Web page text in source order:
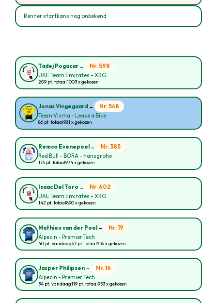
Renner startkans nog onbekend
Tadej Pogacar - Nr. 598
UAE Team Emirates - XRG
209 pt. totaal1003 x gekozen
Jonas Vingegaard - Nr. 548
Team Visma - Lease a Bike
86 pt. totaal981 x gekozen
Remco Evenepoel - Nr. 385
Red Bull - BORA - hansgrohe
175 pt. totaal974 x gekozen
Isaac Del Toro - Nr. 602
UAE Team Emirates - XRG
142 pt. totaal890 x gekozen
Mathieu van der Poel - Nr. 19
Alpecin - Premier Tech
40 pt. vandaag67 pt. totaal936 x gekozen
Jasper Philipsen - Nr. 16
Alpecin - Premier Tech
34 pt. vandaag119 pt. totaal953 x gekozen